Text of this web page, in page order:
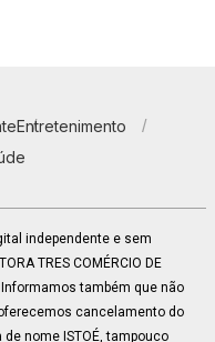
Entretenimento
independente e sem
TRES COMÉRCIO DE
Informamos também que não
cancelamento do
nome ISTOÉ, tampouco